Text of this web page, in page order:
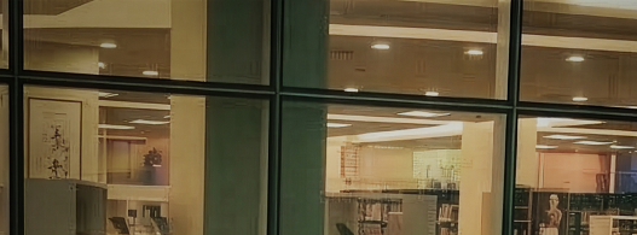
Salta al contenido principal